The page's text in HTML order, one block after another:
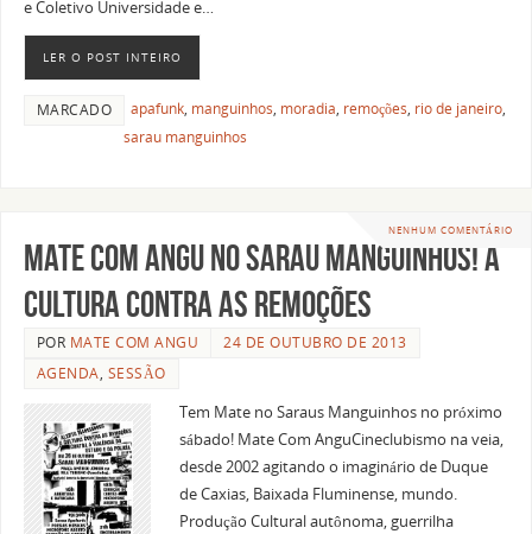
e Coletivo Universidade e…
LER O POST INTEIRO
MARCADO apafunk, manguinhos, moradia, remoções, rio de janeiro,
sarau manguinhos
NENHUM COMENTÁRIO
Mate Com Angu no Sarau Manguinhos! A
Cultura contra as remoções
POR MATE COM ANGU
24 DE OUTUBRO DE 2013
AGENDA, SESSÃO
Tem Mate no Saraus Manguinhos no próximo
sábado! Mate Com AnguCineclubismo na veia,
desde 2002 agitando o imaginário de Duque
de Caxias, Baixada Fluminense, mundo.
Produção Cultural autônoma, guerrilha